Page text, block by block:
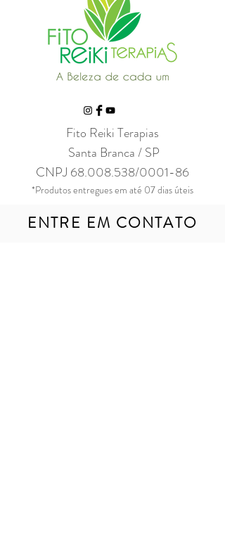
Fito Reiki Terapias
Santa Branca / SP
CNPJ 68.008.538/0001-86
*Produtos entregues em até 07 dias úteis
ENTRE EM CONTATO